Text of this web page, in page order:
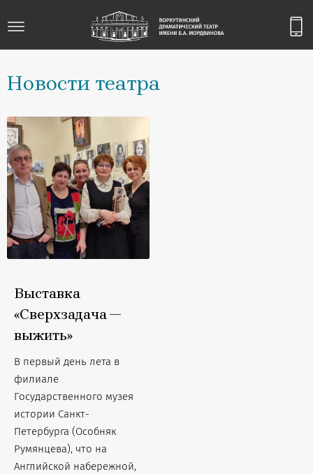
Новости театра
Выставка
«Сверхзадача —
выжить»
В первый день лета в
филиале
Государственного музея
истории Санкт-
Петербурга (Особняк
Румянцева), что на
Английской набережной,